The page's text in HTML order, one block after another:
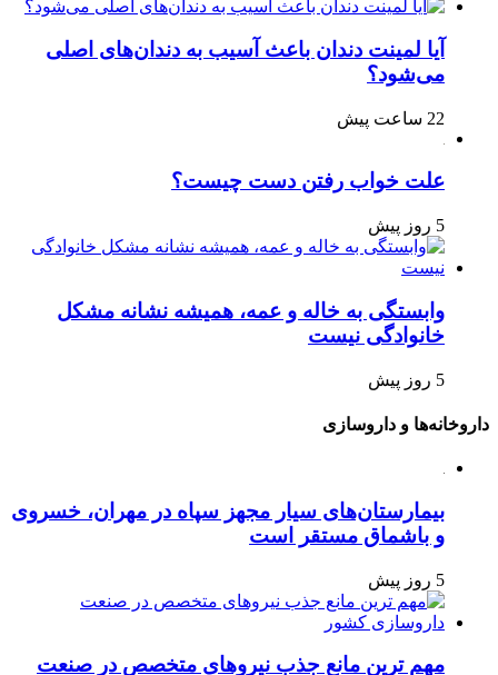
آیا لمینت دندان باعث آسیب به دندان‌های اصلی
می‌شود؟
22 ساعت پیش
علت خواب رفتن دست چیست؟
5 روز پیش
وابستگی به خاله و عمه، همیشه نشانه مشکل
خانوادگی نیست
5 روز پیش
داروخانه‌ها و داروسازی
بیمارستان‌های سیار مجهز سپاه در مهران، خسروی
و باشماق مستقر است
5 روز پیش
مهم ترین مانع جذب نیروهای متخصص در صنعت